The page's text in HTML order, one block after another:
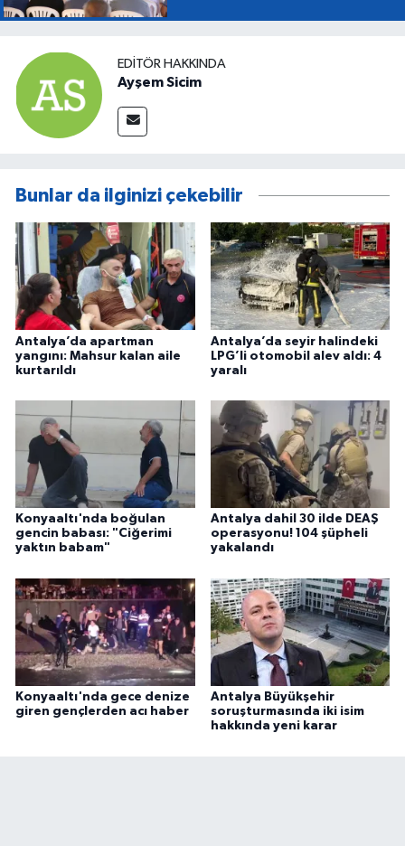
EDITÖR HAKKINDA
Ayşem Sicim
Bunlar da ilginizi çekebilir
Antalya’da apartman
yangını: Mahsur kalan aile
kurtarıldı
Antalya’da seyir halindeki
LPG’li otomobil alev aldı: 4
yaralı
Konyaaltı'nda boğulan
gencin babası: "Ciğerimi
yaktın babam"
Antalya dahil 30 ilde DEAŞ
operasyonu! 104 şüpheli
yakalandı
Konyaaltı'nda gece denize
giren gençlerden acı haber
Antalya Büyükşehir
soruşturmasında iki isim
hakkında yeni karar